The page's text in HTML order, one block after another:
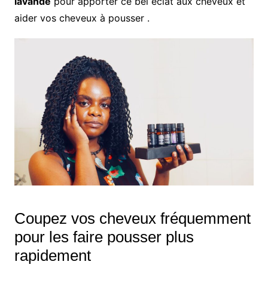
aider vos cheveux à pousser .
Coupez vos cheveux fréquemment
pour les faire pousser plus
rapidement